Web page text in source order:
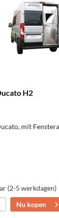
H2
mit
(2-5 werkdagen)
Nu kopen